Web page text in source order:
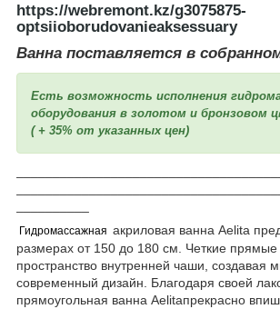
https://webremont.kz/g3075875-
optsiioborudovanieaksessuary
Ванна поставляется в
Есть возможность исполнения
оборудования в золотом и бронзовом
( + 35% от указанных цен)
Гидромассажная акриловая ванна Aelita
размерах от 150 до 180 см. Четкие
пространство внутренней чаши, создавая
современный дизайн. Благодаря своей
прямоугольная ванна Aelitaпрекрасно